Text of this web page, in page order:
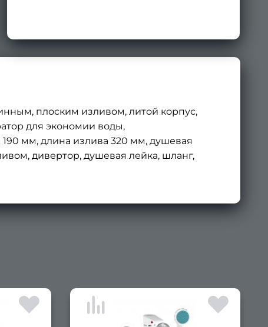
плоским изливом, литой корпус,
для экономии воды,
мм, длина излива 320 мм, душевая
дивертор, душевая лейка, шланг,